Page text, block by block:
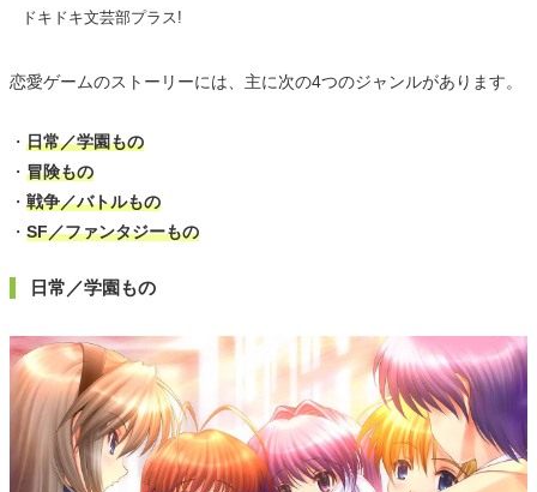
ドキドキ文芸部プラス!
恋愛ゲームのストーリーには、主に次の4つのジャンルがあります。
・ 日常／学園もの
・ 冒険もの
・ 戦争／バトルもの
・ SF／ファンタジーもの
日常／学園もの